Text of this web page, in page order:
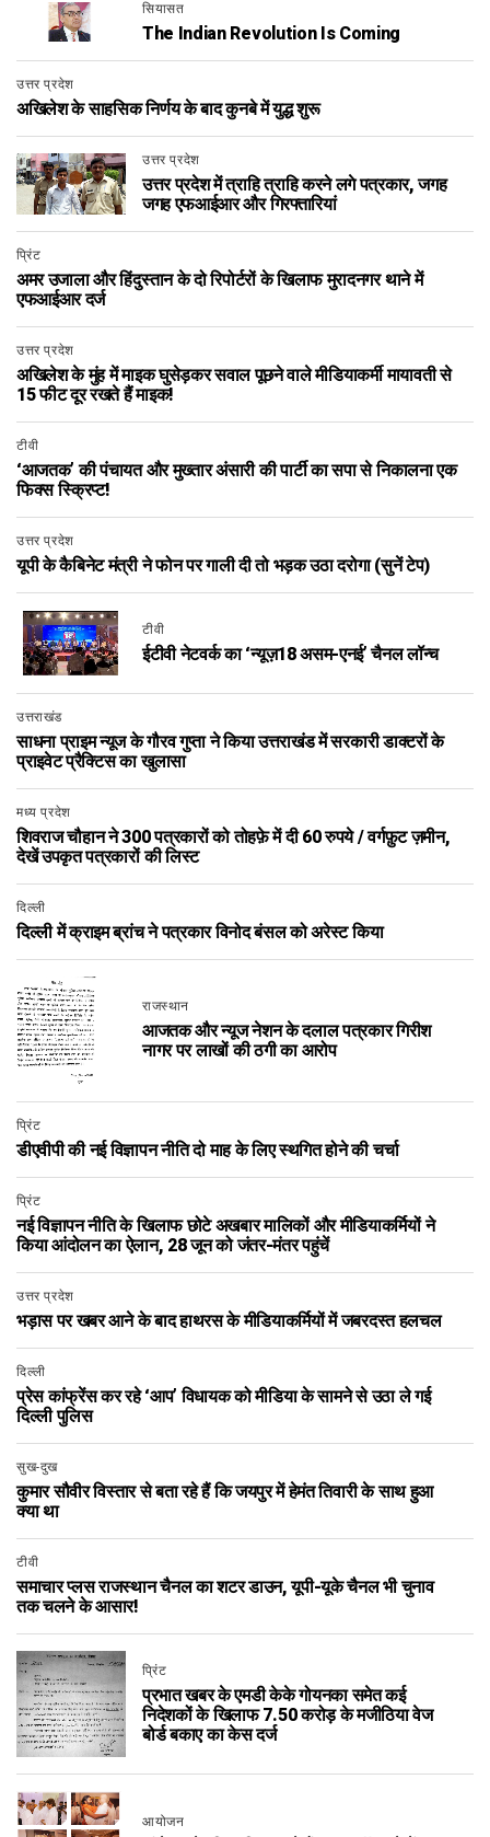
सियासत
The Indian Revolution Is Coming
उत्तर प्रदेश
अखिलेश के साहसिक निर्णय के बाद कुनबे में युद्ध शुरू
उत्तर प्रदेश
उत्तर प्रदेश में त्राहि त्राहि करने लगे पत्रकार, जगह
जगह एफआईआर और गिरफ्तारियां
प्रिंट
अमर उजाला और हिंदुस्तान के दो रिपोर्टरों के खिलाफ मुरादनगर थाने में
एफआईआर दर्ज
उत्तर प्रदेश
अखिलेश के मुंह में माइक घुसेड़कर सवाल पूछने वाले मीडियाकर्मी मायावती से
15 फीट दूर रखते हैं माइक!
टीवी
‘आजतक’ की पंचायत और मुख्तार अंसारी की पार्टी का सपा से निकालना एक
फिक्स स्क्रिप्ट!
उत्तर प्रदेश
यूपी के कैबिनेट मंत्री ने फोन पर गाली दी तो भड़क उठा दरोगा (सुनें टेप)
टीवी
ईटीवी नेटवर्क का ‘न्यूज़18 असम-एनई’ चैनल लॉन्च
उत्तराखंड
साधना प्राइम न्यूज के गौरव गुप्ता ने किया उत्तराखंड में सरकारी डाक्टरों के
प्राइवेट प्रैक्टिस का खुलासा
मध्य प्रदेश
शिवराज चौहान ने 300 पत्रकारों को तोहफ़े में दी 60 रुपये / वर्गफ़ुट ज़मीन,
देखें उपकृत पत्रकारों की लिस्ट
दिल्ली
दिल्ली में क्राइम ब्रांच ने पत्रकार विनोद बंसल को अरेस्ट किया
राजस्थान
आजतक और न्यूज नेशन के दलाल पत्रकार गिरीश
नागर पर लाखों की ठगी का आरोप
प्रिंट
डीएवीपी की नई विज्ञापन नीति दो माह के लिए स्थगित होने की चर्चा
प्रिंट
नई विज्ञापन नीति के खिलाफ छोटे अखबार मालिकों और मीडियाकर्मियों ने
किया आंदोलन का ऐलान, 28 जून को जंतर-मंतर पहुंचें
उत्तर प्रदेश
भड़ास पर खबर आने के बाद हाथरस के मीडियाकर्मियों में जबरदस्त हलचल
दिल्ली
प्रेस कांफ्रेंस कर रहे ‘आप’ विधायक को मीडिया के सामने से उठा ले गई
दिल्ली पुलिस
सुख-दुख
कुमार सौवीर विस्तार से बता रहे हैं कि जयपुर में हेमंत तिवारी के साथ हुआ
क्या था
टीवी
समाचार प्लस राजस्थान चैनल का शटर डाउन, यूपी-यूके चैनल भी चुनाव
तक चलने के आसार!
प्रिंट
प्रभात खबर के एमडी केके गोयनका समेत कई
निदेशकों के खिलाफ 7.50 करोड़ के मजीठिया वेज
बोर्ड बकाए का केस दर्ज
आयोजन